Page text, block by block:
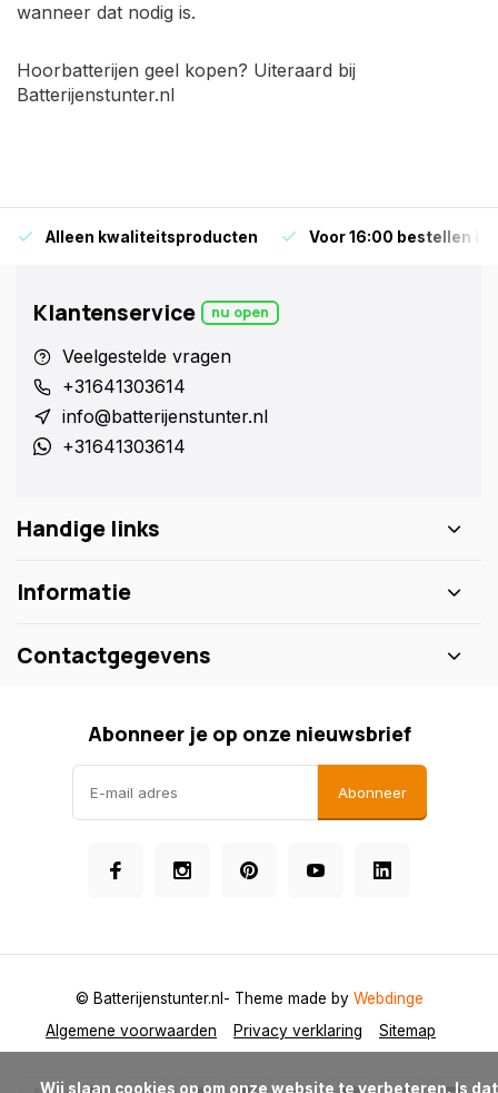
wanneer dat nodig is.
Hoorbatterijen geel kopen? Uiteraard bij
Batterijenstunter.nl
Alleen kwaliteitsproducten Voor 16:00 bestellen is
Klantenservice nu open
Veelgestelde vragen
+31641303614
info@batterijenstunter.nl
+31641303614
Handige links
Informatie
Contactgegevens
Abonneer je op onze nieuwsbrief
Abonneer
Algemene voorwaarden Privacy verklaring Sitemap
© Batterijenstunter.nl - Theme made by Webdinge